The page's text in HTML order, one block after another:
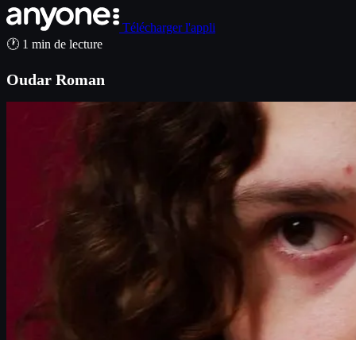
Télécharger l'appli
🕐 1 min de lecture
Oudar Roman